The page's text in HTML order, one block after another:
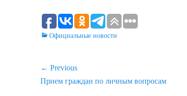
Categories
Официальные новости
Навигация
по
← Previous
Previous
Прием граждан по личным вопросам